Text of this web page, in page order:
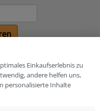
und
Einkaufserlebnis zu
andere helfen uns,
personalisierte Inhalte